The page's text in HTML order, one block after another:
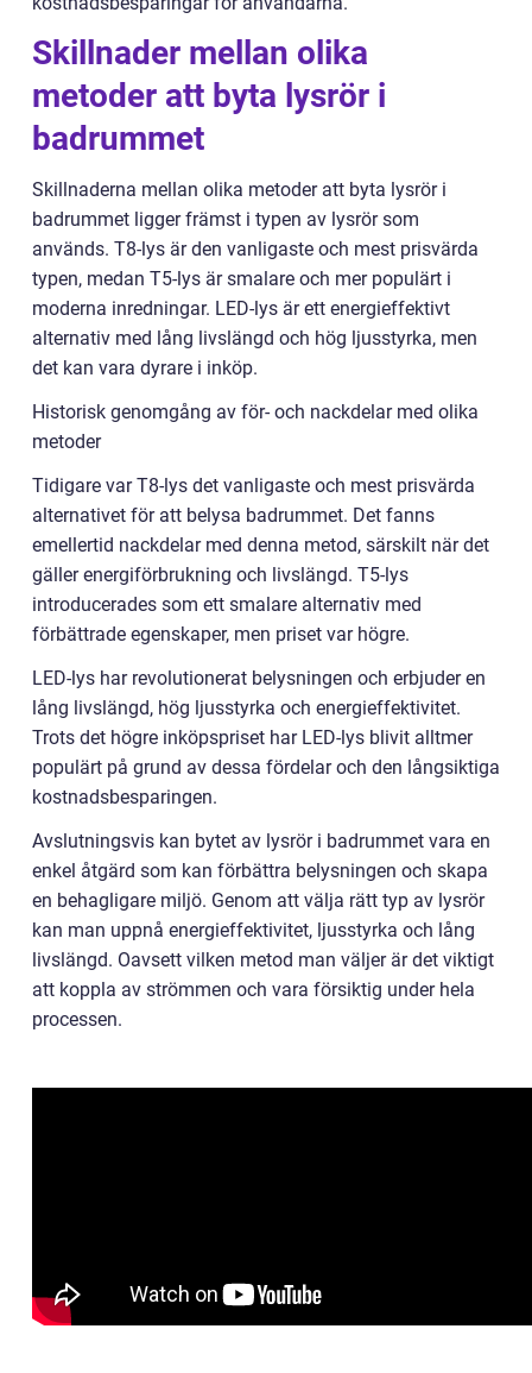
Skillnader mellan olika
metoder att byta lysrör i
badrummet
Skillnaderna mellan olika metoder att byta lysrör i
badrummet ligger främst i typen av lysrör som
används. T8-lys är den vanligaste och mest prisvärda
typen, medan T5-lys är smalare och mer populärt i
moderna inredningar. LED-lys är ett energieffektivt
alternativ med lång livslängd och hög ljusstyrka, men
det kan vara dyrare i inköp.
Historisk genomgång av för- och nackdelar med olika
metoder
Tidigare var T8-lys det vanligaste och mest prisvärda
alternativet för att belysa badrummet. Det fanns
emellertid nackdelar med denna metod, särskilt när det
gäller energiförbrukning och livslängd. T5-lys
introducerades som ett smalare alternativ med
förbättrade egenskaper, men priset var högre.
LED-lys har revolutionerat belysningen och erbjuder en
lång livslängd, hög ljusstyrka och energieffektivitet.
Trots det högre inköpspriset har LED-lys blivit alltmer
populärt på grund av dessa fördelar och den långsiktiga
kostnadsbesparingen.
Avslutningsvis kan bytet av lysrör i badrummet vara en
enkel åtgärd som kan förbättra belysningen och skapa
en behagligare miljö. Genom att välja rätt typ av lysrör
kan man uppnå energieffektivitet, ljusstyrka och lång
livslängd. Oavsett vilken metod man väljer är det viktigt
att koppla av strömmen och vara försiktig under hela
processen.